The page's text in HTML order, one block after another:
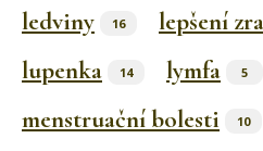
ledviny 16 lepšení
lupenka 14 lymfa 5
menstruační bolesti 10